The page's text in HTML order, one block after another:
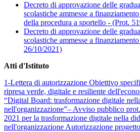
Decreto di approvazione delle
scolastiche ammesse a
della procedura a sportello - (Prot.
Decreto di approvazione delle
scolastiche ammesse a
26/10/2021)
Atti d'Istituto
1-Lettera di autorizzazione Obiettivo
ripresa verde, digitale e resiliente
“Digital Board: trasformazione digitale
nell'organizzazione”– Avviso pubblico
2021 per la trasformazione digitale nella
nell'organizzazione Autorizzazione progetto